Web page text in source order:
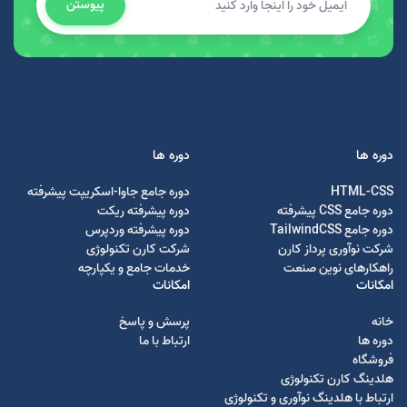
پیوستن
دوره ها
HTML-CSS
دوره جامع CSS پیشرفته
دوره جامع TailwindCSS
شرکت نوآوری پرداز کارن
راهکارهای نوین صنعت
دوره ها
دوره جامع جاوا-اسکریپت پیشرفته
دوره پیشرفته ریکت
دوره پیشرفته وردپرس
شرکت کارن تکنولوژی
خدمات جامع و یکپارچه
امکانات
خانه
دوره ها
فروشگاه
هلدینگ کارن تکنولوژی
ارتباط با هلدینگ نوآوری و تکنولوژی
امکانات
پرسش و پاسخ
ارتباط با ما